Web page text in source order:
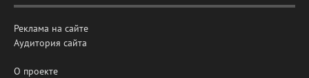
Реклама на сайте
Аудитория сайта
О проекте